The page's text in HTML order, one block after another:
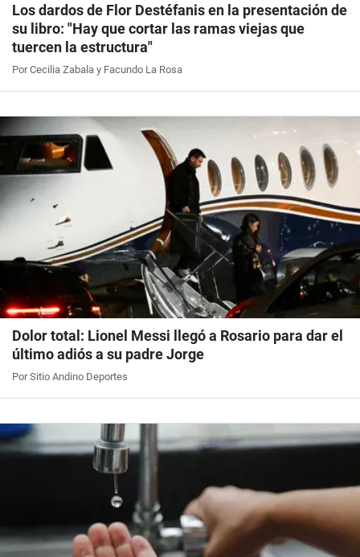
Los dardos de Flor Destéfanis en la presentación de
su libro: "Hay que cortar las ramas viejas que
tuercen la estructura"
Por Cecilia Zabala y Facundo La Rosa
Dolor total: Lionel Messi llegó a Rosario para dar el
último adiós a su padre Jorge
Por Sitio Andino Deportes